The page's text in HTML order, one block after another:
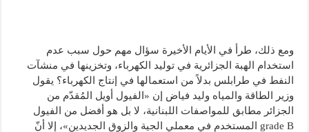
ومع ذلك، طرأ في الأيام الأخيرة سؤال مهم حول سبب عدم
استخدام الهبة الجزائرية في توليد الكهرباء، وتخزينها في منشآت
النفط في طرابلس بدلاً من استعمالها في إنتاج الكهرباء؟ يقول
وزير الطاقة والمياه وليد فياض إن «الفيول أويل المُقدّم من
الجزائر مطابق للمواصفات اللبنانية، لا بل هو أفضل من الفيول
grade B المستخدم في معملي الجية والزوق الجديدين»، إلا أنّ